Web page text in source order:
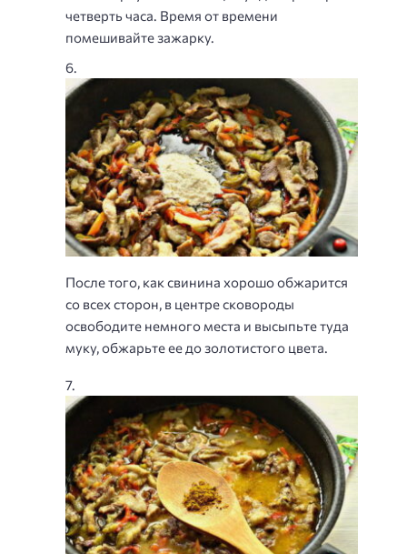
четверть часа. Время от времени
помешивайте зажарку.
После того, как свинина хорошо обжарится
со всех сторон, в центре сковороды
освободите немного места и высыпьте туда
муку, обжарьте ее до золотистого цвета.